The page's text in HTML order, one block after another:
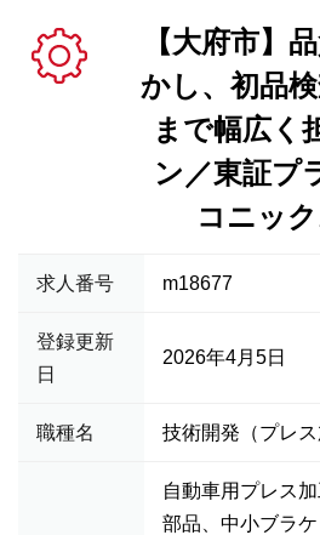
【大府市】
かし、初品
まで幅広く
ン／東証プ
コニッ
求人番号 m18677
登録更新
日
2026年4月5日
職種名 技術開発（プレス
自動車用プレス
部品、中小ブラ